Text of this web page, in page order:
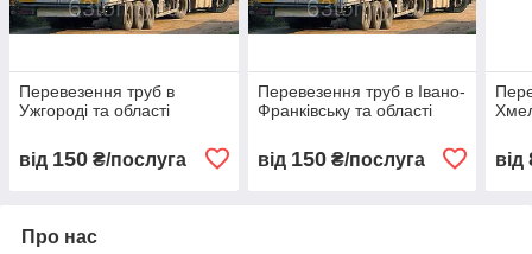
Перевезення труб в
Ужгороді та області
від 150 ₴/послуга
Перевезення труб в Івано-
Франківську та області
від 150₴/послуга від
Про нас